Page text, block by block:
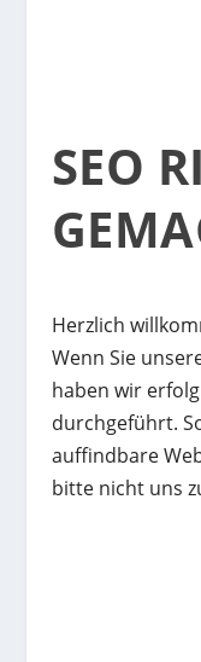
SEO
Herzlich
Wenn Sie
haben wir
durchgeführt.
auffindbare
bitte nicht uns